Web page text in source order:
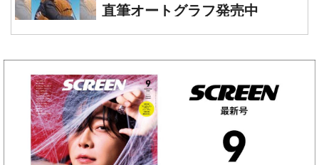
直筆オートグラフ発売中